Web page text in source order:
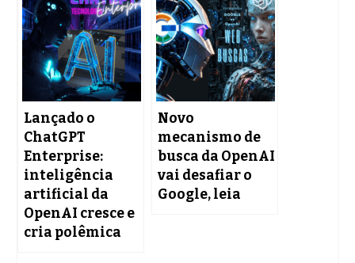
Lançado o
ChatGPT
Enterprise:
inteligência
artificial da
OpenAI cresce e
cria polêmica
Novo
mecanismo de
busca da OpenAI
vai desafiar o
Google, leia